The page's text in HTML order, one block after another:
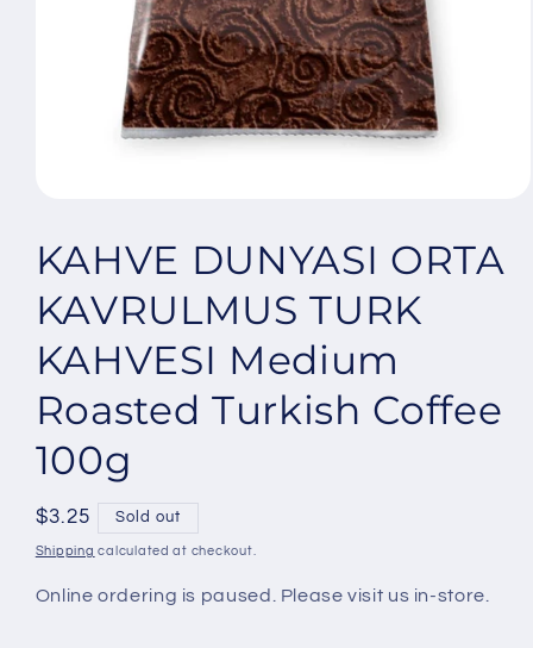
in
modal
KAHVE DUNYASI ORTA
KAVRULMUS TURK
KAHVESI Medium
Roasted Turkish Coffee
100g
Regular
price
$3.25 Sold out
Shipping calculated at checkout.
Online ordering is paused. Please visit us in-store.